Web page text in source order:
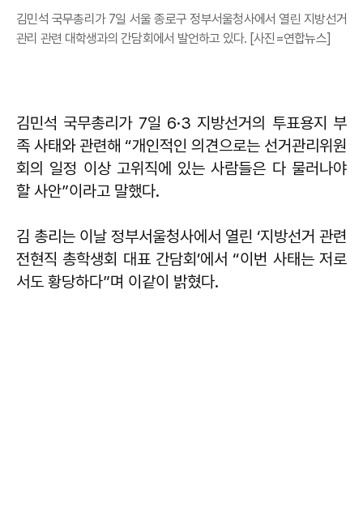
김민석 국무총리가 7일 서울 종로구 정부서울청사에서 열린 지방선거
관리 관련 대학생과의 간담회에서 발언하고 있다. [사진=연합뉴스]
김민석 국무총리가 7일 6·3 지방선거의 투표용지 부
족 사태와 관련해 “개인적인 의견으로는 선거관리위원
회의 일정 이상 고위직에 있는 사람들은 다 물러나야
할 사안”이라고 말했다.
김 총리는 이날 정부서울청사에서 열린 ‘지방선거 관련
전현직 총학생회 대표 간담회’에서 “이번 사태는 저로
서도 황당하다”며 이같이 밝혔다.